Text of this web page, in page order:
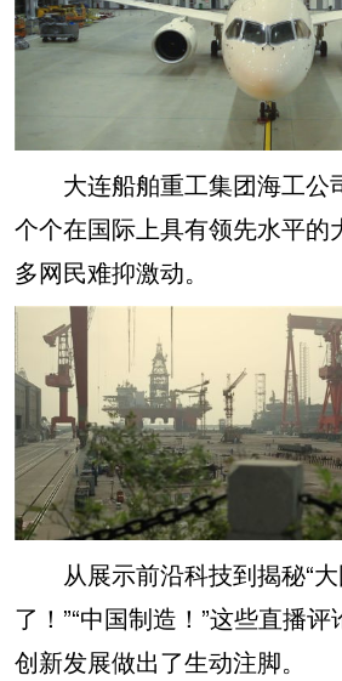
大连船舶重工集团海工公
个个在国际上具有领先水平的
多网民难抑激动。
从展示前沿科技到揭秘“大
了！”“中国制造！”这些直播
创新发展做出了生动注脚。